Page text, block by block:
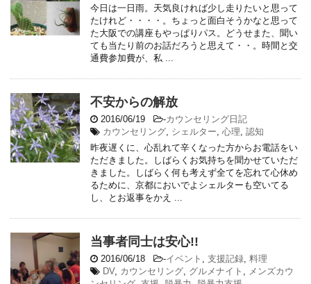
今日は一日雨。天気良ければ少し走りたいと思って
たけれど・・・・。ちょっと面白そうかなと思って
た大阪での講座もやっぱりパス。どうせまた、聞い
ても当たり前のお話だろうと思えて・・。時間と交
通費参加費が、私 ...
不安からの解放
2016/06/19 -カウンセリング日記
カウンセリング シェルター 心理 認知
昨夜遅くに、心乱れて辛くなった方からお電話をい
ただきました。しばらくお気持ちを聞かせていただ
きました。しばらく何も考えず全てを忘れて心休め
るために、京都においでよシェルターも空いてる
し、とお返事をかえ ...
当事者同士は安心!!
2016/06/18 -イベント 支援記録 料理
DV, カウンセリング グルメナイト
メンズカウ